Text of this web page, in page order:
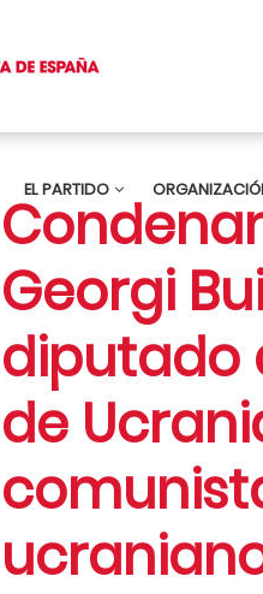
EL PARTIDO
Georgi
diputado
de